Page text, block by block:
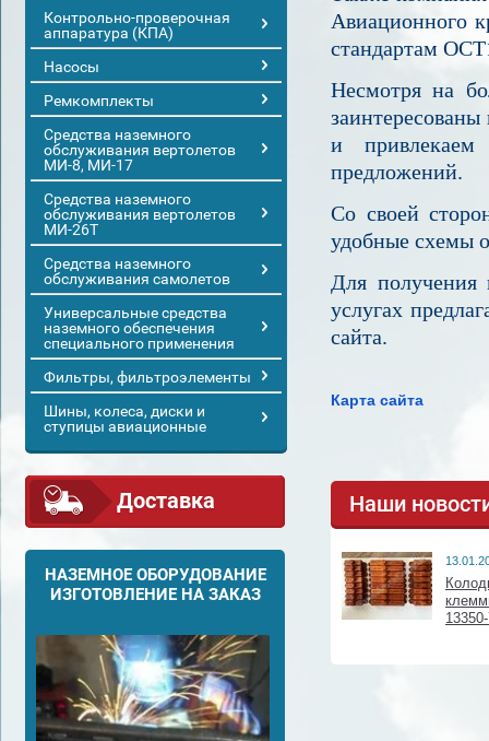
Авиационного
стандартам
Несмотря на
и
предложений.
Со своей
удобные схемы
Для получения
услугах
сайта.
Карта сайта
Наши
Контрольно-проверочная
аппаратура (КПА)
Насосы
Ремкомплекты
Средства наземного
обслуживания вертолетов
МИ-8, МИ-17
Средства наземного
обслуживания вертолетов
МИ-26Т
Средства наземного
обслуживания самолетов
Универсальные средства
наземного обеспечения
специального применения
Фильтры, фильтроэлементы
Шины, колеса, диски и
ступицы авиационные
Доставка
НАЗЕМНОЕ ОБОРУДОВАНИЕ
ИЗГОТОВЛЕНИЕ НА ЗАКАЗ